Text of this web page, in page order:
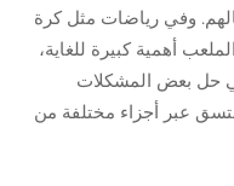
وفي رياضات مثل كرة
أهمية كبيرة للغاية،
حل بعض المشكلات
عبر أجزاء مختلفة من